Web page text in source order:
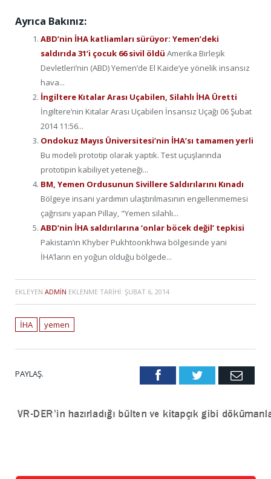
Ayrıca Bakınız:
ABD’nin İHA katliamları sürüyor: Yemen’deki
saldırıda 31’i çocuk 66 sivil öldü Amerika Birleşik
Devletleri’nin (ABD) Yemen’de El Kaide’ye yönelik insansız
hava...
İngiltere Kıtalar Arası Uçabilen, Silahlı İHA Üretti
İngiltere’nin Kıtalar Arası Uçabilen İnsansız Uçağı 06 Şubat
2014 11:56...
Ondokuz Mayıs Üniversitesi’nin İHA’sı tamamen yerli
Bu modeli prototip olarak yaptık. Test uçuşlarında
prototipin kabiliyet yeteneği...
BM, Yemen Ordusunun Sivillere Saldırılarını Kınadı
Bölgeye insani yardımın ulaştırılmasının engellenmemesi
çağrısını yapan Pillay, "Yemen silahlı...
ABD’nin İHA saldırılarına ‘onlar böcek değil’ tepkisi
Pakistan’ın Khyber Pukhtoonkhwa bölgesinde yani
İHA’ların en yoğun olduğu bölgede...
EKLEYEN ADMIN EKLENME TARIHI: ŞUBAT 6, 2014
İHA yemen
PAYLAŞ. FacebookTwitter Email